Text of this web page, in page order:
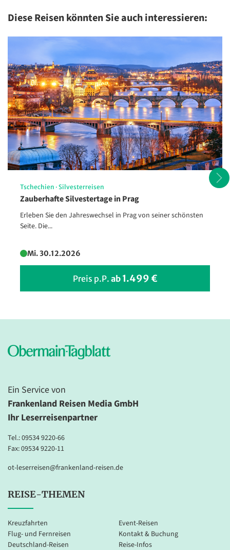
Blick auf Amalfi
©proslgn - stock.adobe.com
© Th. Preidl
Diese Reisen könnten Sie auch interessieren:
Tschechien · Silvesterreisen
Zauberhafte Silvestertage in Prag
Erleben Sie den Jahreswechsel in Prag von seiner schönsten
Seite. Die...
Mi. 30.12.2026
Preis p.P. ab 1.499 €
Ein Service von
Frankenland Reisen Media GmbH
Ihr Leserreisenpartner
Tel.:09534 9220-66
Fax: 09534 9220-11
ot-leserreisen@frankenland-reisen.de
REISE-THEMEN
Kreuzfahrten
Flug- und Fernreisen
Deutschland-Reisen
Event-Reisen
Kontakt & Buchung
Reise-Infos